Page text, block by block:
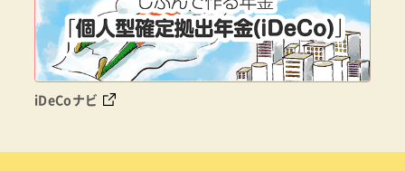
iDeCoナビ